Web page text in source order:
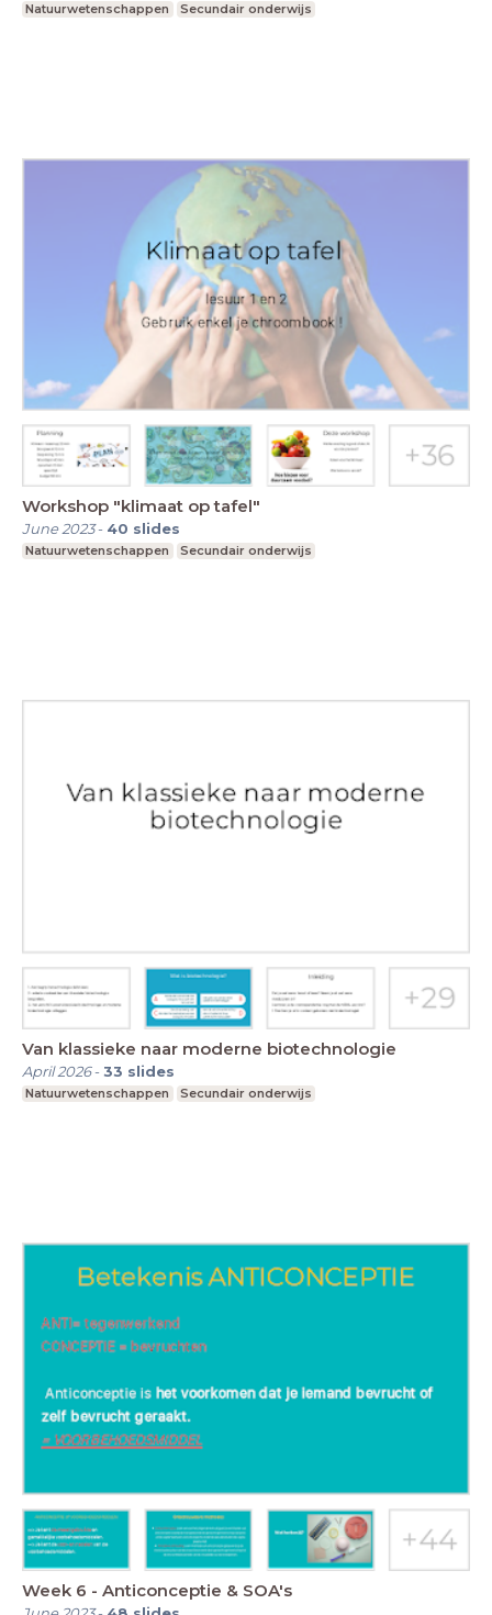
Natuurwetenschappen Secundair onderwijs
Workshop "klimaat op tafel"
June 2023- 40 slides
Natuurwetenschappen Secundair onderwijs
Van klassieke naar moderne biotechnologie
April 2026-33 slides
Natuurwetenschappen Secundair onderwijs
Week 6 - Anticonceptie & SOA's